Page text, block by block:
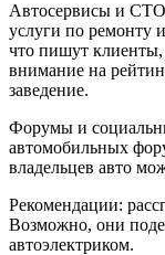
Автосервисы и
услуги по ремонту
что пишут
внимание на
заведение.
Форумы и
автомобильных
владельцев авто
Рекомендации:
Возможно, они
автоэлектриком.